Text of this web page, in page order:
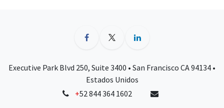
Executive Park Blvd 250, Suite 3400 • San Francisco CA 94134 •
Estados Unidos
+52 844 364 1602